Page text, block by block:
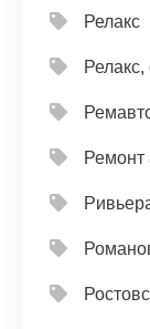
Релакс
Релакс,
Ремонт